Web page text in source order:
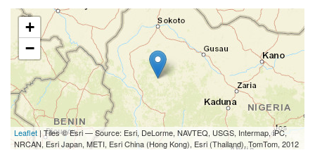
+
−
Leaflet | Tiles © Esri — Source: Esri, DeLorme, NAVTEQ, USGS, Intermap, iPC,
NRCAN, Esri Japan, METI, Esri China (Hong Kong), Esri (Thailand), TomTom, 2012